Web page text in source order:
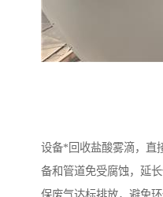
设备*回收盐酸雾滴，直
备和管道免受腐蚀，延